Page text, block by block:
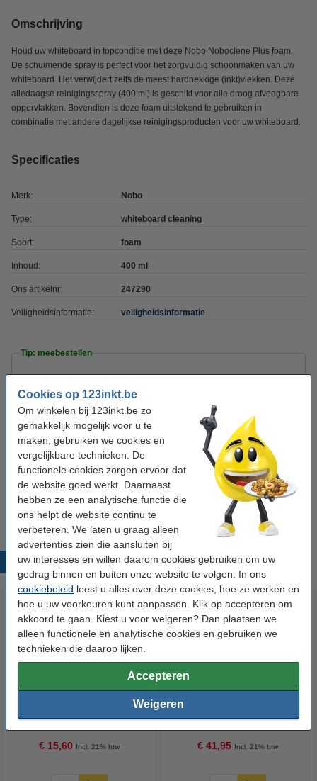
Cookies op 123inkt.be
Om winkelen bij 123inkt.be zo
gemakkelijk mogelijk voor u te
maken, gebruiken we cookies en
vergelijkbare technieken. De
functionele cookies zorgen ervoor dat
de website goed werkt. Daarnaast
hebben ze een analytische functie die
ons helpt de website continu te
verbeteren. We laten u graag alleen
advertenties zien die aansluiten bij
uw interesses en willen daarom cookies gebruiken om uw
gedrag binnen en buiten onze website te volgen. In ons
cookiebeleid leest u alles over deze cookies, hoe ze werken en
hoe u uw voorkeuren kunt aanpassen. Klik op accepteren om
akkoord te gaan. Kiest u voor weigeren? Dan plaatsen we
alleen functionele en analytische cookies en gebruiken we
technieken die daarop lijken.
Accepteren
Weigeren
Omschrijving
Houd uw whiteboard in topconditie met deze Nobo Noboclene Plus foam.
De schuimende spray is perfect voor het zorgvuldig schoonmaken van uw
whiteboard. Het verwijdert zelfs de meest hardnekkige (inkt)vlekken. Deze
alledaagse reinigingsspray (400 ml) is geschikt voor alle droog afveegbare
oppervlakken. Bovendien is deze foam uitstekend te gebruiken in
combinatie met andere dagelijkse reinigingsproducten voor uw whiteboard.
Specificaties
Merk: Nobo
Type: whiteboard cleaning
Soort: foam
Inhoud: 400 ml
Ons artikelnr: 247290
Veiligheidsinformatie: veiligheidsinformatie
Tip: meebestellen
€ 2,95
Aanbieding: 123inkt set whiteboard markers
zwart/rood/blauw/groen (2,5 mm rond)
€ 6,95
Nobo duurzame whiteboardreinigingsdoekjes
100 stuks
€ 9,95
Populaire producten
€ 15,60 Incl. 21% btw
stuks)
€ 41,95 Incl. 21% btw